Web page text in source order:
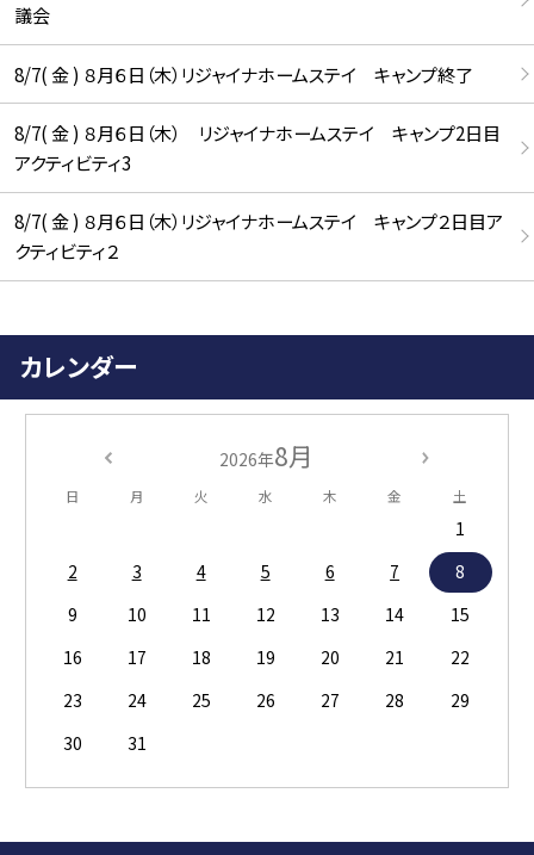
議会
8/7( 金 ) ８月６日（木）リジャイナホームステイ キャンプ終了
8/7( 金 ) ８月６日（木） リジャイナホームステイ キャンプ2日目
アクティビティ3
8/7( 金 ) ８月６日（木）リジャイナホームステイ キャンプ２日目ア
クティビティ２
カレンダー
2026年8月
日 月 火 水 木 金 土
1
2
3 4 5 6 7
8
9
10 11 12 13 14
15
16
17 18 19 20 21
22
23
24 25 26 27 28
29
30
31